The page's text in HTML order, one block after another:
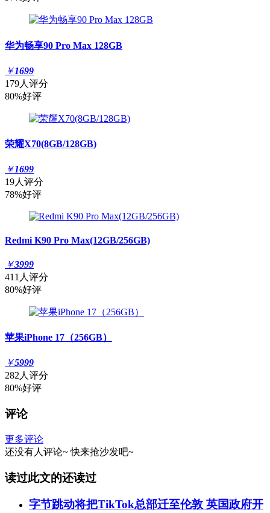
华为畅享90 Pro Max 128GB
￥1699
179人评分
80%好评
荣耀X70(8GB/128GB)
￥1699
19人评分
78%好评
Redmi K90 Pro Max(12GB/256GB)
￥3999
411人评分
80%好评
苹果iPhone 17（256GB）
￥5999
282人评分
80%好评
评论
更多评论
还没有人评论~ 快来抢沙发吧~
读过此文的还读过
字节跳动将把TikTok总部迁至伦敦 英国政府开